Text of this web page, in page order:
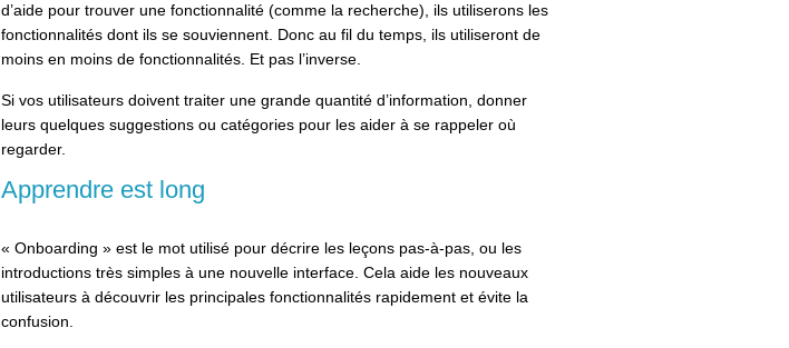
d’aide pour trouver une fonctionnalité (comme la recherche), ils utiliserons les
fonctionnalités dont ils se souviennent. Donc au fil du temps, ils utiliseront de
moins en moins de fonctionnalités. Et pas l’inverse.
Si vos utilisateurs doivent traiter une grande quantité d’information, donner
leurs quelques suggestions ou catégories pour les aider à se rappeler où
regarder.
Apprendre est long
« Onboarding » est le mot utilisé pour décrire les leçons pas-à-pas, ou les
introductions très simples à une nouvelle interface. Cela aide les nouveaux
utilisateurs à découvrir les principales fonctionnalités rapidement et évite la
confusion.